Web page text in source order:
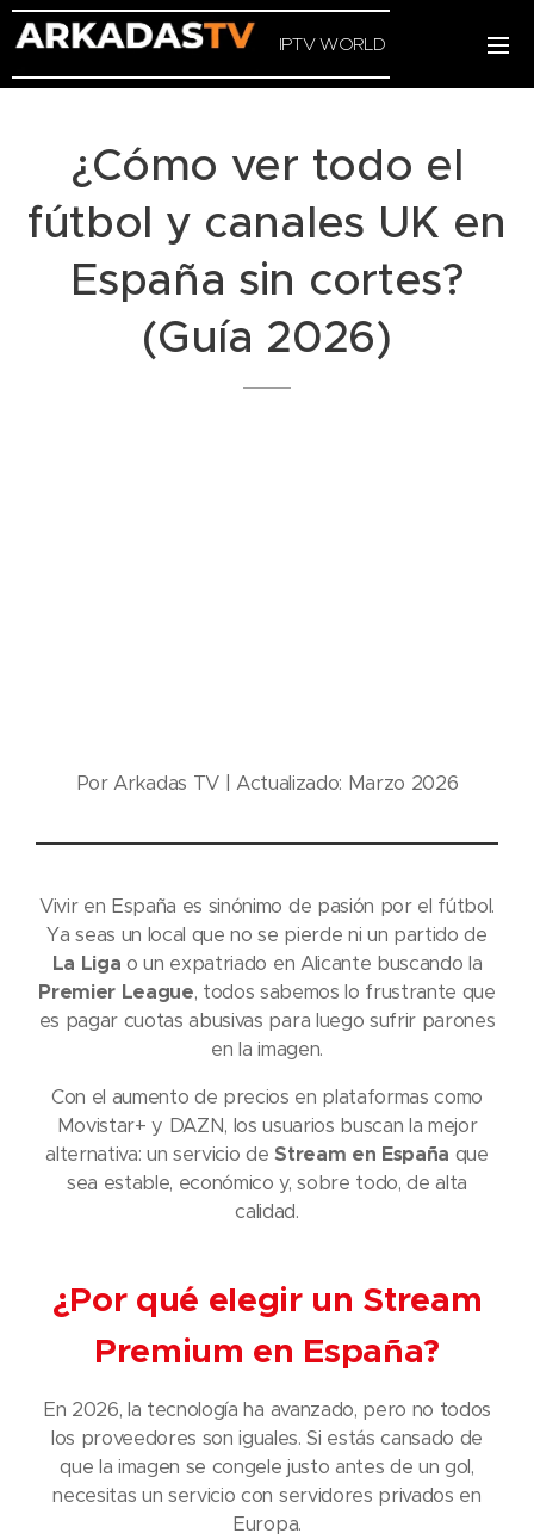
IPTV WORLD
¿Cómo ver todo el
fútbol y canales UK en
España sin cortes?
(Guía 2026)
Por Arkadas TV | Actualizado: Marzo 2026
Vivir en España es sinónimo de pasión por el fútbol.
Ya seas un local que no se pierde ni un partido de
La Liga o un expatriado en Alicante buscando la
Premier League, todos sabemos lo frustrante que
es pagar cuotas abusivas para luego sufrir parones
en la imagen.
Con el aumento de precios en plataformas como
Movistar+ y DAZN, los usuarios buscan la mejor
alternativa: un servicio de Stream en España que
sea estable, económico y, sobre todo, de alta
calidad.
¿Por qué elegir un Stream
Premium en España?
En 2026, la tecnología ha avanzado, pero no todos
los proveedores son iguales. Si estás cansado de
que la imagen se congele justo antes de un gol,
necesitas un servicio con servidores privados en
Europa.